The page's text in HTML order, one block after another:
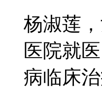
杨淑莲
医院就
病临床